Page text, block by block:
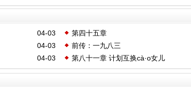
04-03 第四十五章
04-03
前传：一九八三
04-03
第八十一章 计划互换cà·o女儿